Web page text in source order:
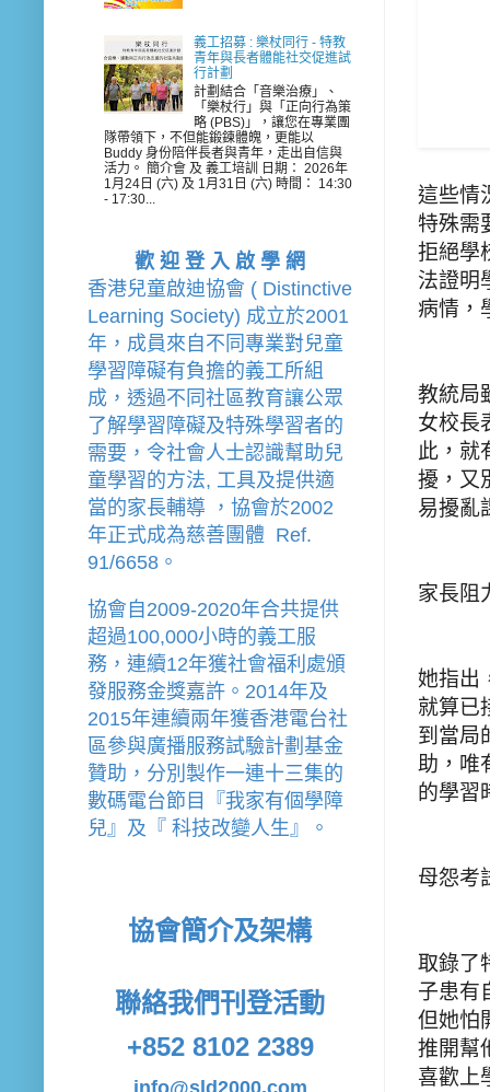
這些情
特殊需
拒絕學
法證明
病情，
教統局
女校長
此，就
擾，又
易擾亂
家長阻
她指出
就算已
到當局
助，唯
的學習
母怨考
取錄了
子患有
但她怕
推開幫
喜歡上
義工招募 : 樂杖同行 - 特教
青年與長者體能社交促進試
行計劃
計劃結合「音樂治療」、
「樂杖行」與「正向行為策
略 (PBS)」，讓您在專業團
隊帶領下，不但能鍛鍊體魄，更能以
Buddy 身份陪伴長者與青年，走出自信與
活力。 簡介會 及 義工培訓 日期： 2026年
1月24日 (六) 及 1月31日 (六) 時間： 14:30
- 17:30...
歡 迎 登 入 啟 學 網
香港兒童啟迪協會 ( Distinctive
Learning Society) 成立於2001
年，成員來自不同專業對兒童
學習障礙有負擔的義工所組
成，透過不同社區教育讓公眾
了解學習障礙及特殊學習者的
需要，令社會人士認識幫助兒
童學習的方法, 工具及提供適
當的家長輔導
， 協會於2002
年正式成為慈善團體  Ref.
91/6658。
協會 自2009-2020年合共提供
超過100,000小時的義工服
務，連續12年獲社會福利處頒
發服務金獎嘉許。 2014年及
2015年連續兩年獲香港電台社
區參與廣播服務試驗計劃基金
贊助，分別製作一連十三集的
數碼電台節目『我家有個學障
兒』及『 科技改變人生』。
協會簡介及架構
聯絡我們刊登活動
+852 8102 2389